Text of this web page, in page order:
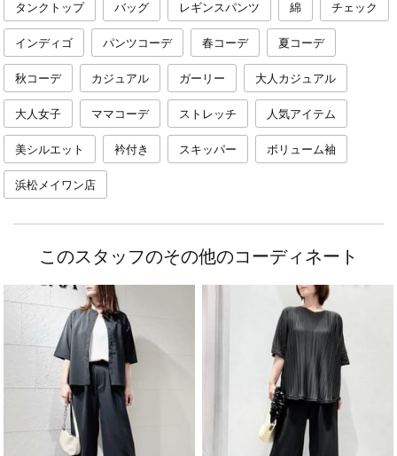
タンクトップ バッグ レギンスパンツ 綿 チェック
インディゴ パンツコーデ 春コーデ 夏コーデ
秋コーデ カジュアル ガーリー 大人カジュアル
大人女子 ママコーデ ストレッチ 人気アイテム
美シルエット 衿付き スキッパー ボリューム袖
浜松メイワン店
このスタッフのその他のコーディネート